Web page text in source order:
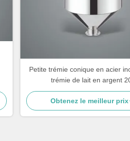
Petite trémie conique en acier
trémie de lait en argent
Obtenez le meilleur prix